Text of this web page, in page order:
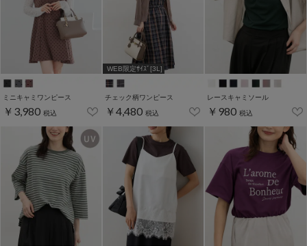
ミニキャミワンピース
￥3,980 税込
WEB限定ｻｲｽﾞ[3L]
チェック柄ワンピース
￥4,480 税込
レースキャミソール
￥980 税込